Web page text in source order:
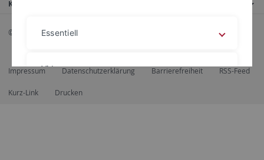
Kontaktinfo
© 2026 Eberhard Karls Universität Tübingen, Tübingen
Impressum Datenschutzerklärung Barrierefreiheit RSS-Feed
Kurz-Link Drucken
Essentiell
Videos